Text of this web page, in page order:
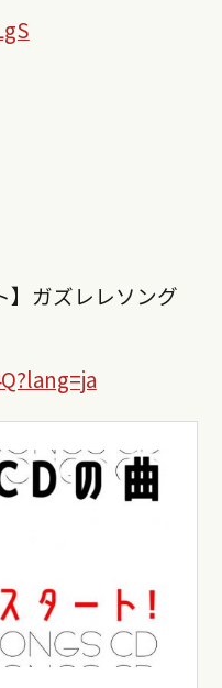
】ガズレレソング